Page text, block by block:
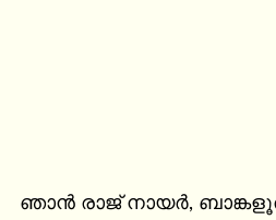
ഞാൻ രാജ് നായർ,